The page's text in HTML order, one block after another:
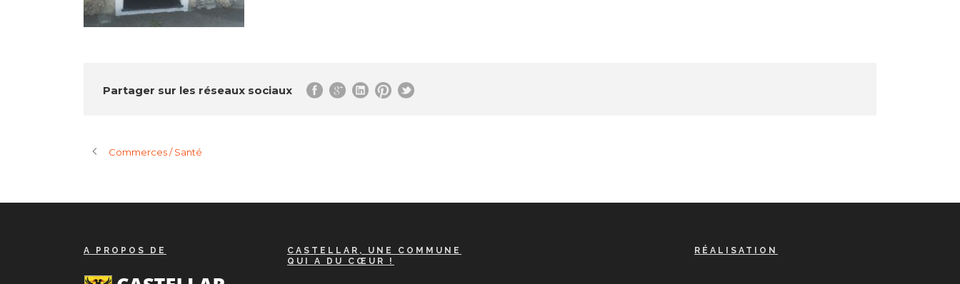
Partager sur les réseaux sociaux
Commerces / Santé
A PROPOS DE
CASTELLAR, UNE COMMUNE
QUI A DU CŒUR !
RÉALISATION